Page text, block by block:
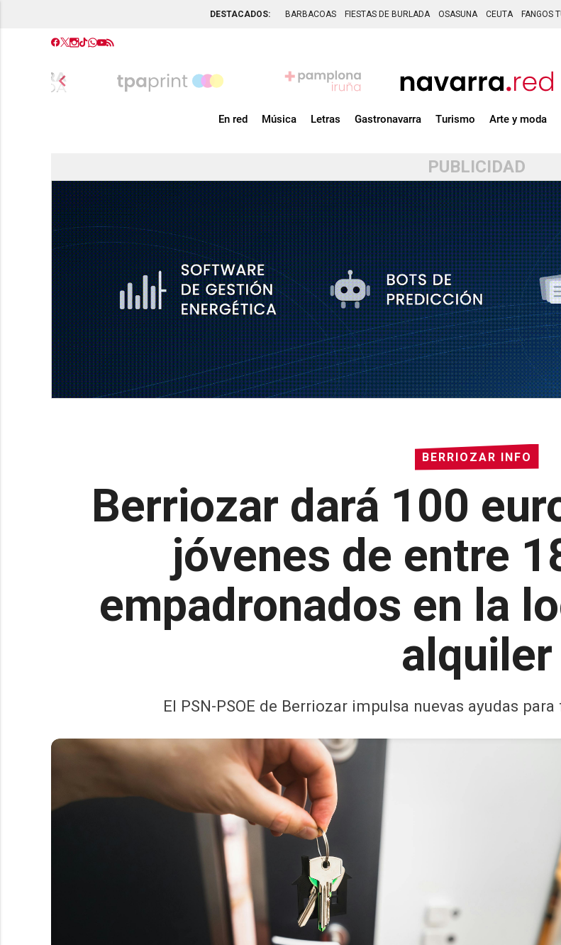
DESTACADOS: BARBACOAS FIESTAS DE BURLADA OSASUNA CEUTA FANGOS
chevron_left
En red Música Letras Gastronavarra Turismo Arte y moda
PUBLICIDAD
BERRIOZAR INFO
Berriozar dará 100
jóvenes de entre
empadronados en la
alquiler
El PSN-PSOE de Berriozar impulsa nuevas ayudas